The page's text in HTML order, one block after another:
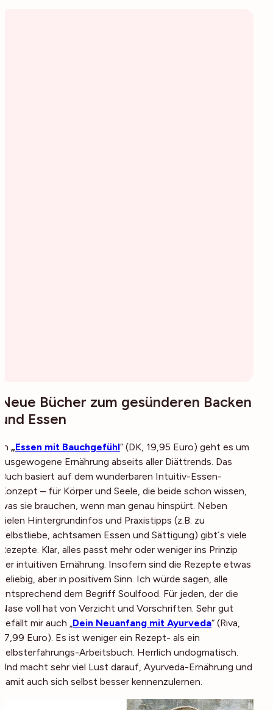
Neue Bücher zum gesünderen Backen
und Essen
In „Essen mit Bauchgefühl“ (DK, 19,95 Euro) geht es um
ausgewogene Ernährung abseits aller Diättrends. Das
Buch basiert auf dem wunderbaren Intuitiv-Essen-
Konzept – für Körper und Seele, die beide schon wissen,
was sie brauchen, wenn man genau hinspürt. Neben
vielen Hintergrundinfos und Praxistipps (z.B. zu
Selbstliebe, achtsamen Essen und Sättigung) gibt´s viele
Rezepte. Klar, alles passt mehr oder weniger ins Prinzip
der intuitiven Ernährung. Insofern sind die Rezepte etwas
beliebig, aber in positivem Sinn. Ich würde sagen, alle
entsprechend dem Begriff Soulfood. Für jeden, der die
Nase voll hat von Verzicht und Vorschriften. Sehr gut
gefällt mir auch „ Dein Neuanfang mit Ayurveda“ (Riva,
17,99 Euro). Es ist weniger ein Rezept- als ein
Selbsterfahrungs-Arbeitsbuch. Herrlich undogmatisch.
Und macht sehr viel Lust darauf, Ayurveda-Ernährung und
damit auch sich selbst besser kennenzulernen.